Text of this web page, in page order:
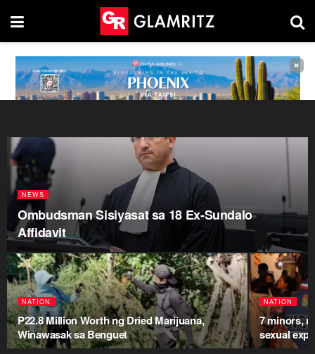
×
NEWS
Ombudsman Sisiyasat sa 18 Ex-Sundalo
Affidavit
NATION
P22.8 Million Worth ng Dried Marijuana,
Winawasak sa Benguet
NATION
7 minors,
sexual